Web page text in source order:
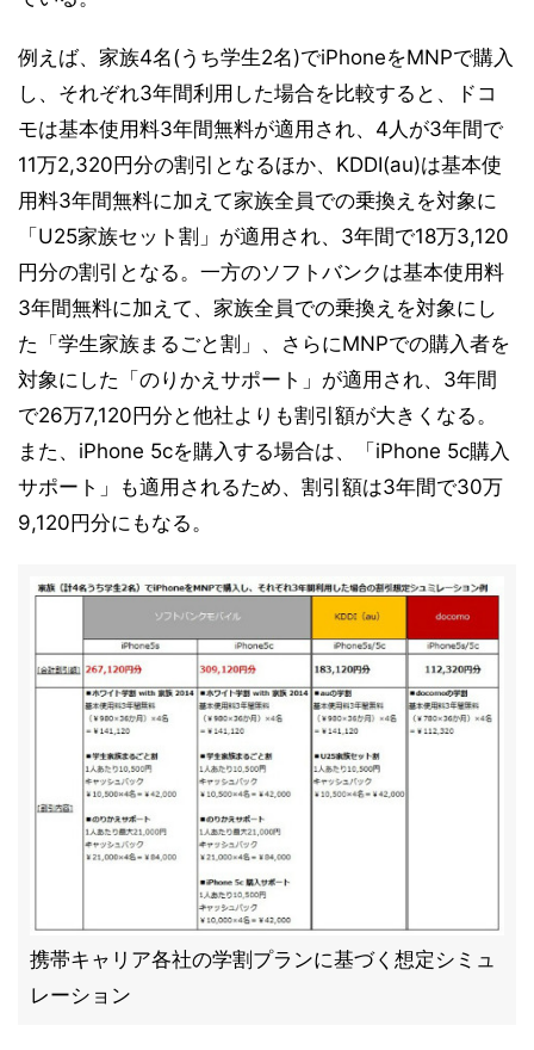
例えば、家族4名(うち学生2名)でiPhoneをMNPで購入
し、それぞれ3年間利用した場合を比較すると、ドコ
モは基本使用料3年間無料が適用され、4人が3年間で
11万2,320円分の割引となるほか、KDDI(au)は基本使
用料3年間無料に加えて家族全員での乗換えを対象に
「U25家族セット割」が適用され、3年間で18万3,120
円分の割引となる。一方のソフトバンクは基本使用料
3年間無料に加えて、家族全員での乗換えを対象にし
た「学生家族まるごと割」、さらにMNPでの購入者を
対象にした「のりかえサポート」が適用され、3年間
で26万7,120円分と他社よりも割引額が大きくなる。
また、iPhone 5cを購入する場合は、「iPhone 5c購入
サポート」も適用されるため、割引額は3年間で30万
9,120円分にもなる。
携帯キャリア各社の学割プランに基づく想定シミュ
レーション